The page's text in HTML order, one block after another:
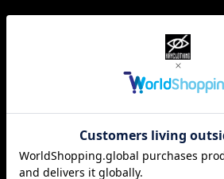
関連商品